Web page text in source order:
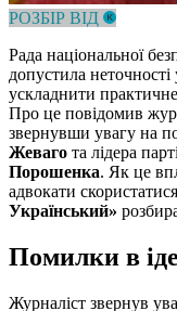
РОЗБІР ВІД
Рада національної
допустила
ускладнити
Про це повідомив
звернувши увагу на
Жеваго та лідера
Порошенка. Як це
адвокати
Український»
Помилки в
Журналіст звернув